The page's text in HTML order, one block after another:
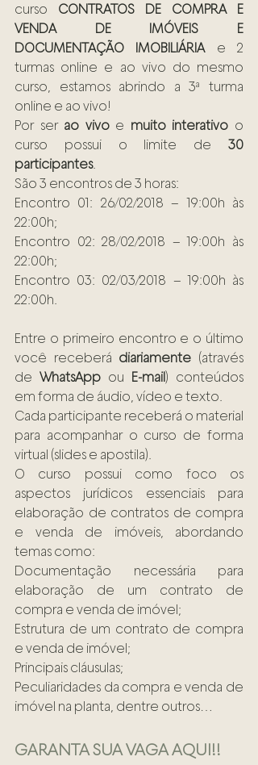
curso CONTRATOS DE COMPRA E
VENDA DE IMÓVEIS E
DOCUMENTAÇÃO IMOBILIÁRIA e 2
turmas online e ao vivo do mesmo
curso, estamos abrindo a 3ª turma
online e ao vivo!
Por ser ao vivo e muito interativo o
curso possui o limite de 30
participantes.
São 3 encontros de 3 horas:
Encontro 01: 26/02/2018 – 19:00h às
22:00h;
Encontro 02: 28/02/2018 – 19:00h às
22:00h;
Encontro 03: 02/03/2018 – 19:00h às
22:00h.
Entre o primeiro encontro e o último
você receberá diariamente (através
de WhatsApp ou E-mail) conteúdos
em forma de áudio, vídeo e texto.
Cada participante receberá o material
para acompanhar o curso de forma
virtual (slides e apostila).
O curso possui como foco os
aspectos jurídicos essenciais para
elaboração de contratos de compra
e venda de imóveis, abordando
temas como:
Documentação necessária para
elaboração de um contrato de
compra e venda de imóvel;
Estrutura de um contrato de compra
e venda de imóvel;
Principais cláusulas;
Peculiaridades da compra e venda de
imóvel na planta, dentre outros…
GARANTA SUA VAGA AQUI!!